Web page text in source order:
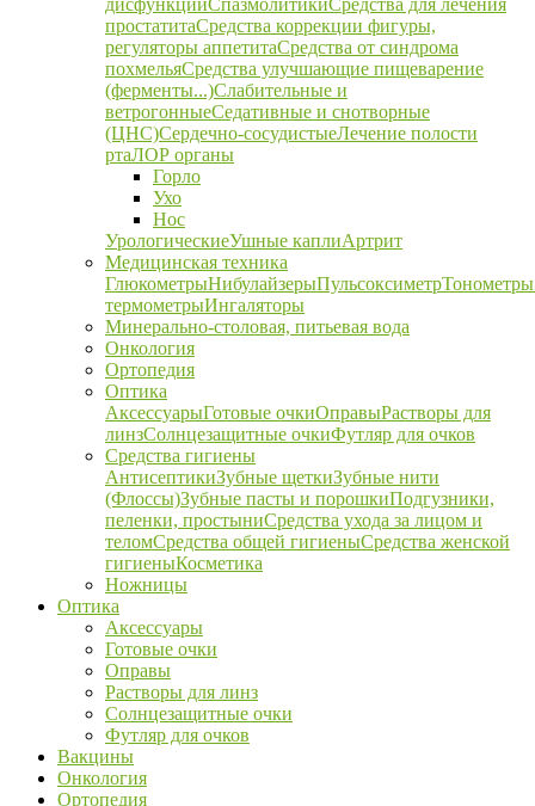
дисфункцииСпазмолитикиСредства для лечения
простатитаСредства коррекции фигуры,
регуляторы аппетитаСредства от синдрома
похмельяСредства улучшающие пищеварение
(ферменты...)Слабительные и
ветрогонныеСедативные и снотворные
(ЦНС)Сердечно-сосудистыеЛечение полости
ртаЛОР органы
Горло
Ухо
Нос
УрологическиеУшные каплиАртрит
Медицинская техника
ГлюкометрыНибулайзерыПульсоксиметрТонометры
термометрыИнгаляторы
Минерально-столовая, питьевая вода
Онкология
Ортопедия
Оптика
АксессуарыГотовые очкиОправыРастворы для
линзСолнцезащитные очкиФутляр для очков
Средства гигиены
АнтисептикиЗубные щеткиЗубные нити
(Флоссы)Зубные пасты и порошкиПодгузники,
пеленки, простыниСредства ухода за лицом и
теломСредства общей гигиеныСредства женской
гигиеныКосметика
Ножницы
Оптика
Аксессуары
Готовые очки
Оправы
Растворы для линз
Солнцезащитные очки
Футляр для очков
Вакцины
Онкология
Ортопедия